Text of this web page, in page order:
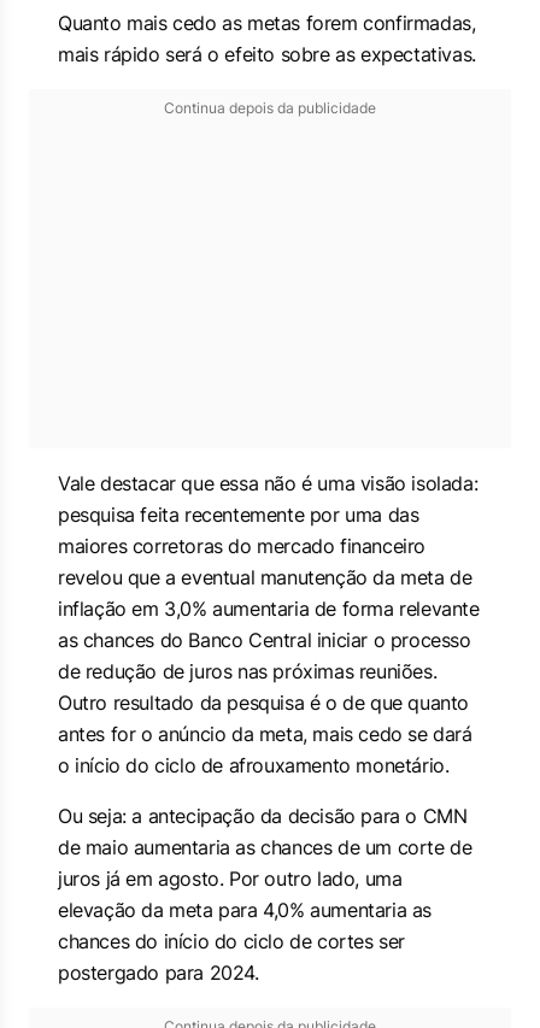
Quanto mais cedo as metas forem confirmadas,
mais rápido será o efeito sobre as expectativas.
Continua depois da publicidade
Vale destacar que essa não é uma visão isolada:
pesquisa feita recentemente por uma das
maiores corretoras do mercado financeiro
revelou que a eventual manutenção da meta de
inflação em 3,0% aumentaria de forma relevante
as chances do Banco Central iniciar o processo
de redução de juros nas próximas reuniões.
Outro resultado da pesquisa é o de que quanto
antes for o anúncio da meta, mais cedo se dará
o início do ciclo de afrouxamento monetário.
Ou seja: a antecipação da decisão para o CMN
de maio aumentaria as chances de um corte de
juros já em agosto. Por outro lado, uma
elevação da meta para 4,0% aumentaria as
chances do início do ciclo de cortes ser
postergado para 2024.